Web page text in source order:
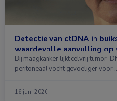
Detectie van ctDNA in
waardevolle aanvulling op
Bij maagkanker lijkt celvrij tumor-
peritoneaal vocht gevoeliger voor
16 jun. 2026